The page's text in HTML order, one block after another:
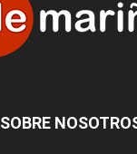
SOBRE